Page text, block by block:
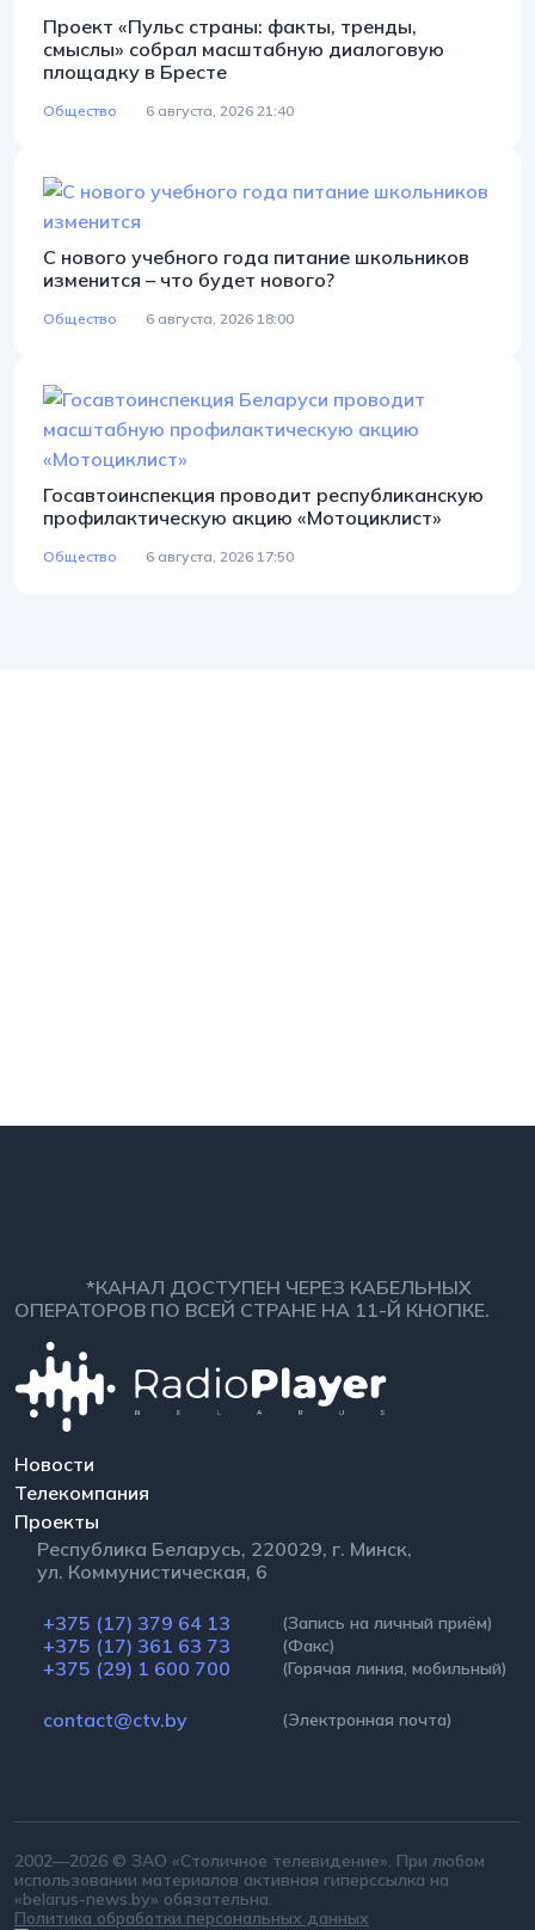
Проект «Пульс страны: факты, тренды,
смыслы» собрал масштабную диалоговую
площадку в Бресте
Общество 6 августа, 2026 21:40
С нового учебного года питание школьников
изменится – что будет нового?
Общество 6 августа, 2026 18:00
Госавтоинспекция проводит республиканскую
профилактическую акцию «Мотоциклист»
Общество 6 августа, 2026 17:50
*КАНАЛ ДОСТУПЕН ЧЕРЕЗ КАБЕЛЬНЫХ
ОПЕРАТОРОВ ПО ВСЕЙ СТРАНЕ НА 11-Й КНОПКЕ.
Новости
Телекомпания
Проекты
Республика Беларусь, 220029, г. Минск,
ул. Коммунистическая, 6
+375 (17) 379 64 13 (Запись на личный приём)
+375 (17) 361 63 73 (Факс)
+375 (29) 1 600 700 (Горячая линия, мобильный)
contact@ctv.by (Электронная почта)
2002—2026 © ЗАО «Столичное телевидение». При любом
использовании материалов активная гиперссылка на
«belarus-news.by» обязательна.
Политика обработки персональных данных